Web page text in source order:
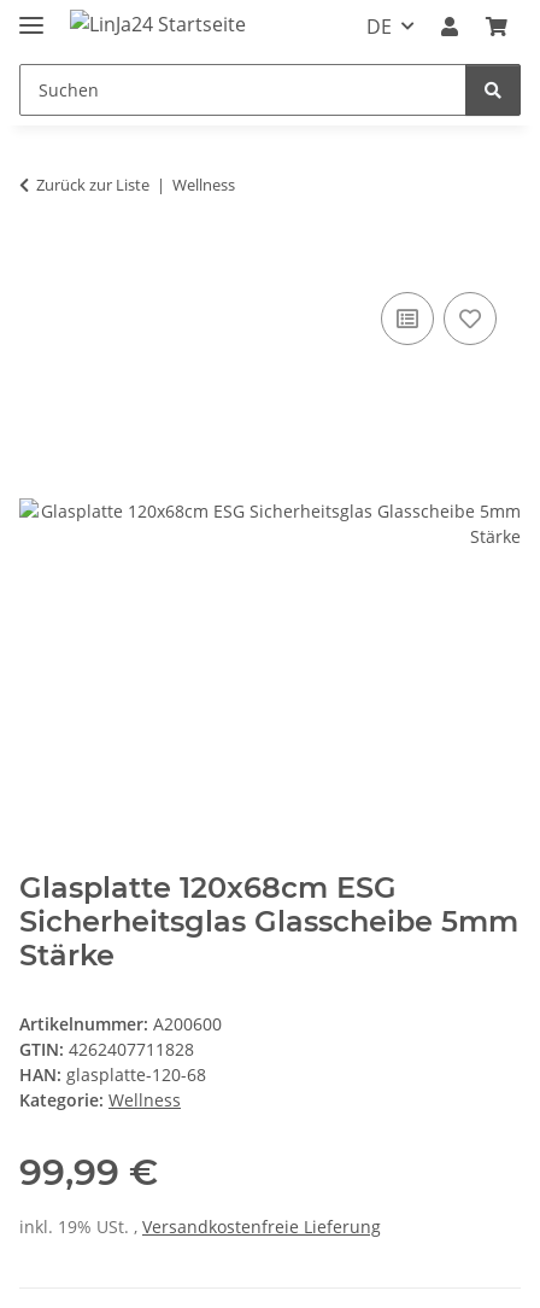
DE
Zurück zur Liste Wellness
Glasplatte 120x68cm ESG
Sicherheitsglas Glasscheibe 5mm
Stärke
Artikelnummer: A200600
GTIN: 4262407711828
HAN: glasplatte-120-68
Kategorie: Wellness
99,99 €
inkl. 19% USt. , Versandkostenfreie Lieferung